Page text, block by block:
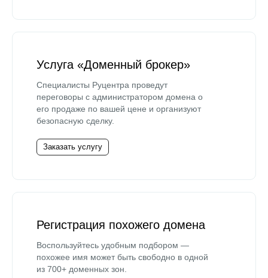
Услуга «Доменный брокер»
Специалисты Руцентра проведут
переговоры с администратором домена о
его продаже по вашей цене и организуют
безопасную сделку.
Заказать услугу
Регистрация похожего домена
Воспользуйтесь удобным подбором —
похожее имя может быть свободно в одной
из 700+ доменных зон.